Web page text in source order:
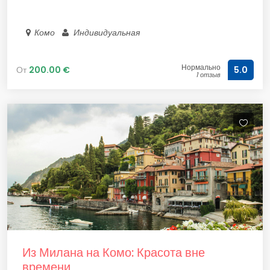
Комо Индивидуальная
От 200.00 € Нормально
1 отзыв 5.0
Из Милана на Комо: Красота вне